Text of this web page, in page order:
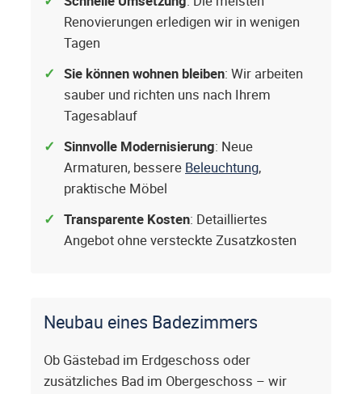
Renovierungen erledigen wir in wenigen
Tagen
Sie können wohnen bleiben: Wir arbeiten
sauber und richten uns nach Ihrem
Tagesablauf
Sinnvolle Modernisierung: Neue
Armaturen, bessere Beleuchtung,
praktische Möbel
Transparente Kosten: Detailliertes
Angebot ohne versteckte Zusatzkosten
Neubau eines Badezimmers
Ob Gästebad im Erdgeschoss oder
zusätzliches Bad im Obergeschoss – wir